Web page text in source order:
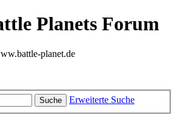
Planets Forum
planet.de
Suche Erweiterte Suche